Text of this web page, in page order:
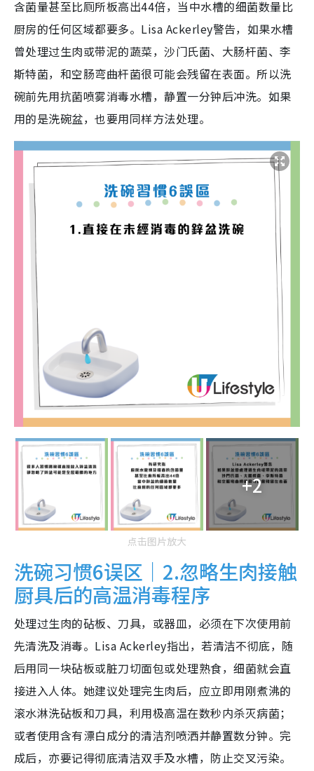
含菌量甚至比厕所板高出44倍，当中水槽的细菌数量比
厨房的任何区域都要多。Lisa Ackerley警告，如果水槽
曾处理过生肉或带泥的蔬菜，沙门氏菌、大肠杆菌、李
斯特菌，和空肠弯曲杆菌很可能会残留在表面。所以洗
碗前先用抗菌喷雾消毒水槽，静置一分钟后冲洗。如果
用的是洗碗盆，也要用同样方法处理。
+2
点击图片放大
洗碗习惯6误区｜2.忽略生肉接触
厨具后的高温消毒程序
处理过生肉的砧板、刀具，或器皿，必须在下次使用前
先清洗及消毒。Lisa Ackerley指出，若清洁不彻底，随
后用同一块砧板或脏刀切面包或处理熟食，细菌就会直
接进入人体。她建议处理完生肉后，应立即用刚煮沸的
滚水淋洗砧板和刀具，利用极高温在数秒内杀灭病菌；
或者使用含有漂白成分的清洁剂喷洒并静置数分钟。完
成后，亦要记得彻底清洁双手及水槽，防止交叉污染。